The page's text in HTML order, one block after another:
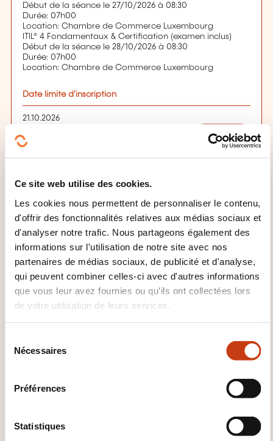
Ce site web utilise des cookies.
Les cookies nous permettent de personnaliser le contenu,
d'offrir des fonctionnalités relatives aux médias sociaux et
d'analyser notre trafic. Nous partageons également des
informations sur l'utilisation de notre site avec nos
partenaires de médias sociaux, de publicité et d'analyse,
qui peuvent combiner celles-ci avec d'autres informations
que vous leur avez fournies ou qu'ils ont collectées lors
de votre utilisation de leurs services.
Nécessaires
Préférences
Statistiques
Début de la séance le 27/10/2026 à 08:30
Durée: 07h00
Location: Chambre de Commerce Luxembourg
ITIL® 4 Fondamentaux & Certification (examen inclus)
Début de la séance le 28/10/2026 à 08:30
Durée: 07h00
Location: Chambre de Commerce Luxembourg
Date limite d'inscription
21.10.2026
S'inscrire
SUPPLÉMENTAIRES SONT UTILES
À SAVOIR ?
L'examen est organisé le dernier après-midi. Il s'agit
d'un examen à choix multiples d'une durée d'une
heure, comportant 40 questions et nécessitant 26 sur
40 (65%) pour être réussi. Le cours est accrédité et
suit le programme officiel.
NOTE sur la validité du Certificat:
Foundation sera délivrée avec une date limite de
renouvellement de trois ans à compter de la date
d'obtention. Les candidats qui choisissent de ne pas
renouveler leur certification dans les 3 ans suivant la